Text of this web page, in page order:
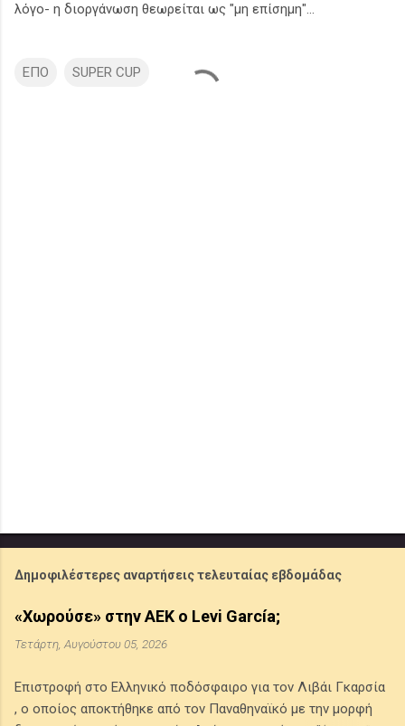
λόγο- η διοργάνωση θεωρείται ως "μη επίσημη"...
ΕΠΟ SUPER CUP
Δημοφιλέστερες αναρτήσεις τελευταίας εβδομάδας
«Χωρούσε» στην ΑΕΚ ο Levi García;
Τετάρτη, Αυγούστου 05, 2026
Επιστροφή στο Ελληνικό ποδόσφαιρο για τον Λιβάι Γκαρσία
, ο οποίος αποκτήθηκε από τον Παναθηναϊκό με την μορφή